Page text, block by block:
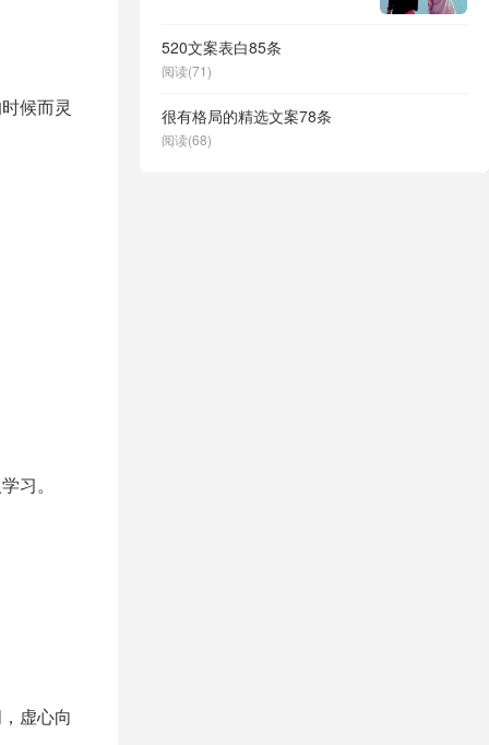
候而灵
习。
虚心向
520文案表白85条
阅读(71)
很有格局的精选文案78条
阅读(68)